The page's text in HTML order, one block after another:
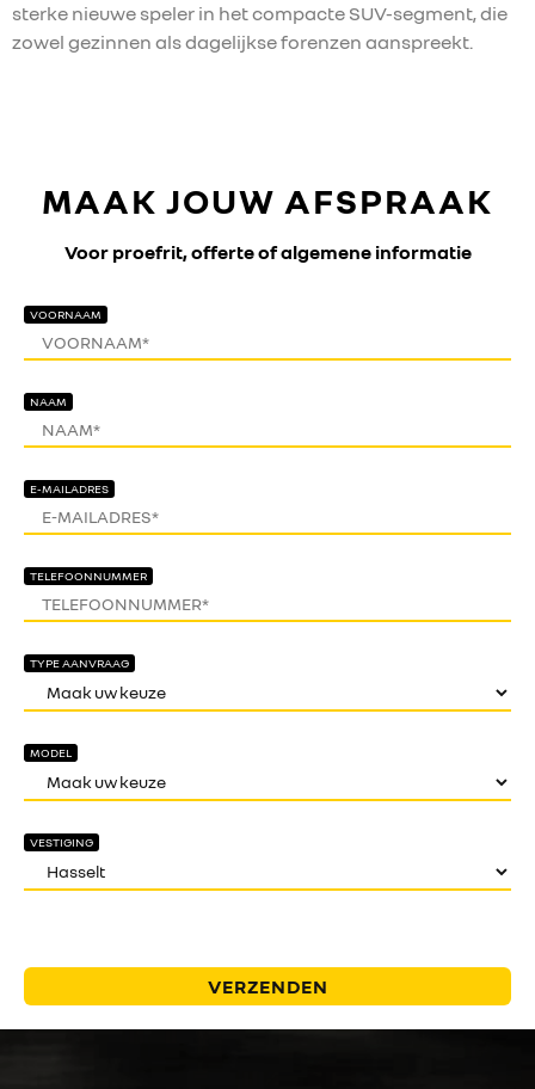
sterke nieuwe speler in het compacte SUV-segment, die
zowel gezinnen als dagelijkse forenzen aanspreekt.
MAAK JOUW AFSPRAAK
Voor proefrit, offerte of algemene informatie
VOORNAAM
NAAM
E-MAILADRES
TELEFOONNUMMER
TYPE AANVRAAG
MODEL
VESTIGING
VERZENDEN